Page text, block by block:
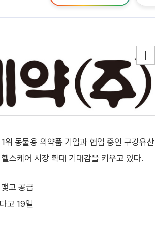
위 동물용 의약품 기업과 협업 중인 구강유산
스케어 시장 확대 기대감을 키우고 있다.
고 공급
고 19일